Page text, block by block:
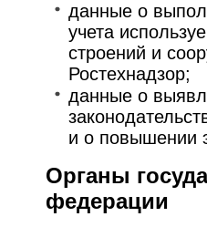
данные о
учета
строений и
Ростехнадзор;
данные о
и о повышении
Органы
федерации